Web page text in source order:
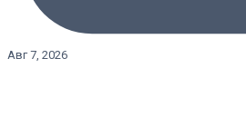
Авг 7, 2026